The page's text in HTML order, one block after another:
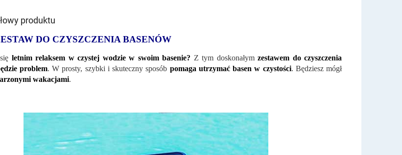
produktu
DO CZYSZCZENIA BASENÓW
letnim relaksem w czystej wodzie w swoim basenie? Z tym doskonałym zestawem do czyszczenia
problem. W prosty, szybki i skuteczny sposób pomaga utrzymać basen w czystości. Będziesz mógł
wakacjami.